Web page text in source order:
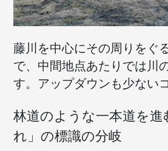
藤川を中心にその周りをぐ
で、中間地点あたりでは川
す。アップダウンも少ない
林道のような一本道を進
れ」の標識の分岐